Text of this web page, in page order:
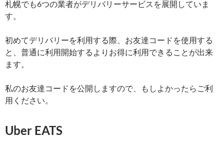
札幌でも6つの業者がデリバリーサービスを展開していま
す。
初めてデリバリーを利用する際、お友達コードを使用する
と、普通に利用開始するよりお得に利用できることが出来
ます。
私のお友達コードを公開しますので、もしよかったらご利
用ください。
Uber EATS